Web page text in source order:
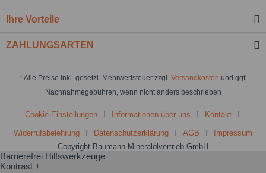
Ihre Vorteile
ZAHLUNGSARTEN
* Alle Preise inkl. gesetzl. Mehrwertsteuer zzgl. Versandkosten und ggf.
Nachnahmegebühren, wenn nicht anders beschrieben
Cookie-Einstellungen Informationen über uns Kontakt
Widerrufsbelehrung Datenschutzerklärung AGB
Impressum
Copyright Baumann Mineralölvertrieb GmbH
Barrierefrei Hilfswerkzeuge
Kontrast +